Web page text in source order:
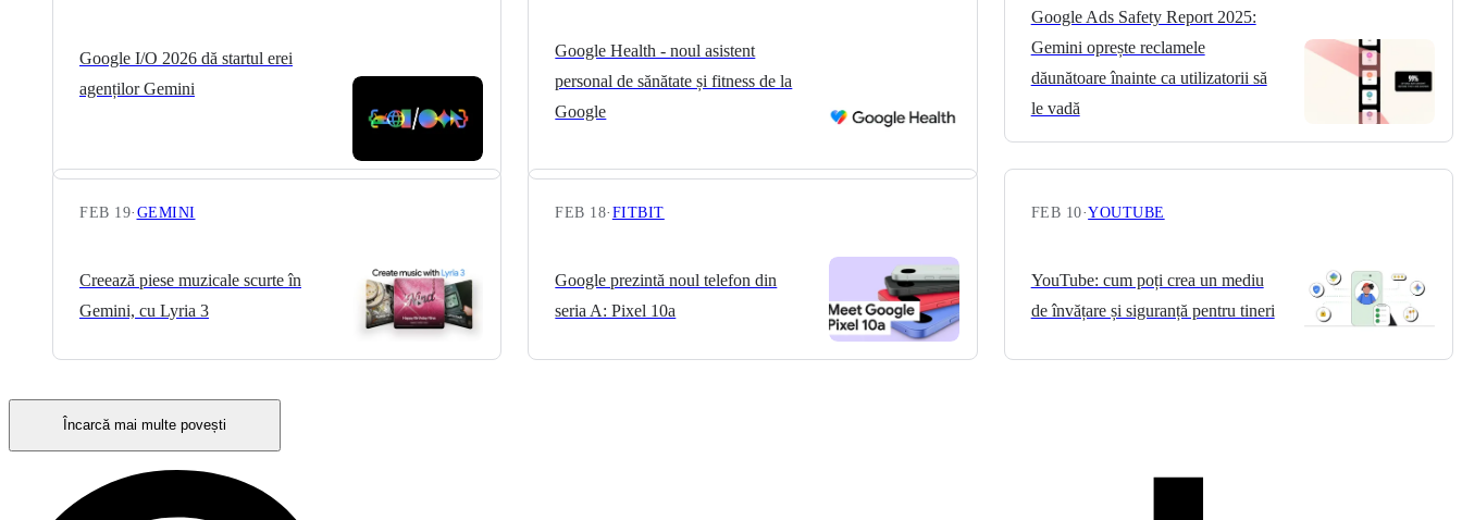
Google I/O 2026 dă startul erei
agenților Gemini
Google Health - noul asistent
personal de sănătate și fitness de la
Google
Google Ads Safety Report 2025:
Gemini oprește reclamele
dăunătoare înainte ca utilizatorii să
le vadă
FEB 19· GEMINI
Creează piese muzicale scurte în
Gemini, cu Lyria 3
FEB 18· FITBIT
Google prezintă noul telefon din
seria A: Pixel 10a
FEB 10·YOUTUBE
YouTube: cum poți crea un mediu
de învățare și siguranță pentru tineri
Încarcă mai multe povești